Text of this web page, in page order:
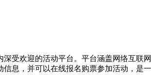
受欢迎的活动平台。平台涵盖网络互联
息，并可以在线报名购票参加活动，是